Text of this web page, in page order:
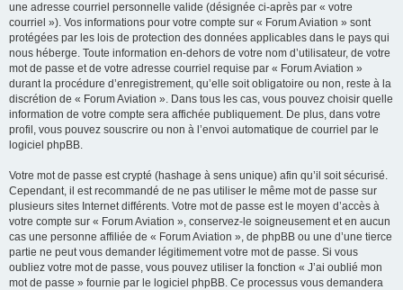
une adresse courriel personnelle valide (désignée ci-après par « votre
courriel »). Vos informations pour votre compte sur « Forum Aviation » sont
protégées par les lois de protection des données applicables dans le pays qui
nous héberge. Toute information en-dehors de votre nom d’utilisateur, de votre
mot de passe et de votre adresse courriel requise par « Forum Aviation »
durant la procédure d’enregistrement, qu’elle soit obligatoire ou non, reste à la
discrétion de « Forum Aviation ». Dans tous les cas, vous pouvez choisir quelle
information de votre compte sera affichée publiquement. De plus, dans votre
profil, vous pouvez souscrire ou non à l’envoi automatique de courriel par le
logiciel phpBB.
Votre mot de passe est crypté (hashage à sens unique) afin qu’il soit sécurisé.
Cependant, il est recommandé de ne pas utiliser le même mot de passe sur
plusieurs sites Internet différents. Votre mot de passe est le moyen d’accès à
votre compte sur « Forum Aviation », conservez-le soigneusement et en aucun
cas une personne affiliée de « Forum Aviation », de phpBB ou une d’une tierce
partie ne peut vous demander légitimement votre mot de passe. Si vous
oubliez votre mot de passe, vous pouvez utiliser la fonction « J’ai oublié mon
mot de passe » fournie par le logiciel phpBB. Ce processus vous demandera